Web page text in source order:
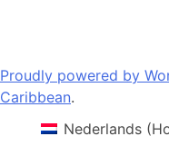
Proudly powered by
Caribbean.
Nederlands(